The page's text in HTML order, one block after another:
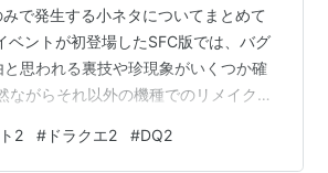
で発生する小ネタについてまとめて
ベントが初登場したSFC版では、バグ
思われる裏技や珍現象がいくつか確
ながらそれ以外の機種でのリメイクで
はを持たせている場合は所持数にカ
2 # ドラクエ2 #DQ2